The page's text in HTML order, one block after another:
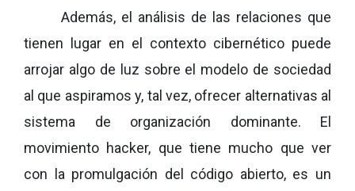
Además, el análisis de las relaciones que
tienen lugar en el contexto cibernético puede
arrojar algo de luz sobre el modelo de sociedad
al que aspiramos y, tal vez, ofrecer alternativas al
sistema de organización dominante. El
movimiento hacker, que tiene mucho que ver
con la promulgación del código abierto, es un